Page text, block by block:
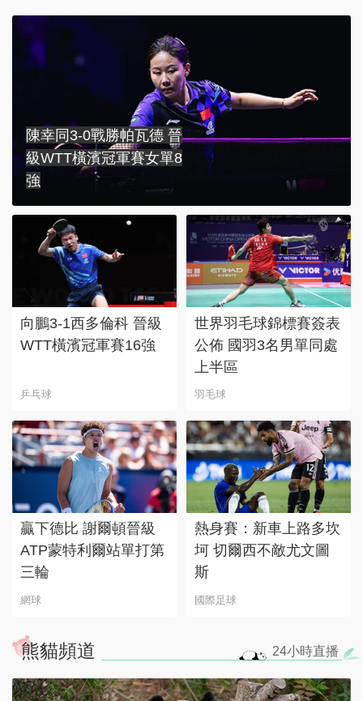
陳幸同3-0戰勝帕瓦德 晉
級WTT橫濱冠軍賽女單8
強
向鵬3-1西多倫科 晉級
WTT橫濱冠軍賽16強
乒乓球
世界羽毛球錦標賽簽表
公佈 國羽3名男單同處
上半區
羽毛球
贏下德比 謝爾頓晉級
ATP蒙特利爾站單打第
三輪
網球
熱身賽：新車上路多坎
坷 切爾西不敵尤文圖
斯
國際足球
熊貓頻道 24小時直播